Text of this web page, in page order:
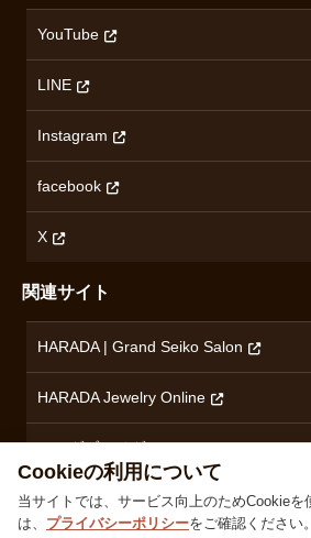
ハラダの保証とアフターサービス
カシオ
オリエントスター
ロンジン
チューダー
ブランド一覧を見る
沿革
特定商取引法に基づく表記
プライバシーポリシー
無断転載・商用利用について
コンテンツ制作ポリシーおよび生成AIの
YouTube
LINE
Instagram
facebook
X
関連サイト
HARADA | Grand Seiko Salon
HARADA Jewelry Online
ハラダブライダル
株式会社ハラダ 徳島県徳島市沖浜東1丁目9 古物商許可：
Cookieの利用について
当サイトでは、サービス向上のためCookieを
は、 プライバシーポリシーをご確認ください。